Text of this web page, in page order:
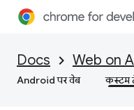
Docs Web on
Android पर वेब कस्‍टम